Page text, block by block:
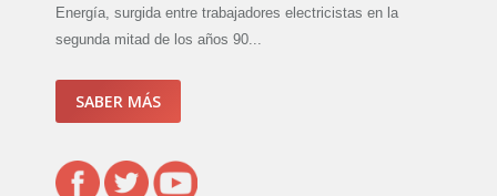
Energía, surgida entre trabajadores electricistas en la
segunda mitad de los años 90...
SABER MÁS